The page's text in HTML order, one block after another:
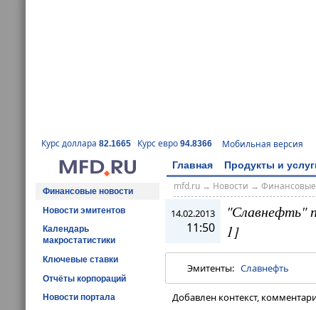
Курс доллара 82.1665 Курс евро 94.8366 Мобильная версия
Главная Продукты и
Финансовые новости
Новости эмитентов
Календарь
макростатистики
Ключевые ставки
Отчёты корпораций
Новости портала
mfd.ru→ Новости → Финансовые
14.02.2013
11:50
"Славнефть"
1]
Эмитенты: Славнефть
Добавлен контекст,